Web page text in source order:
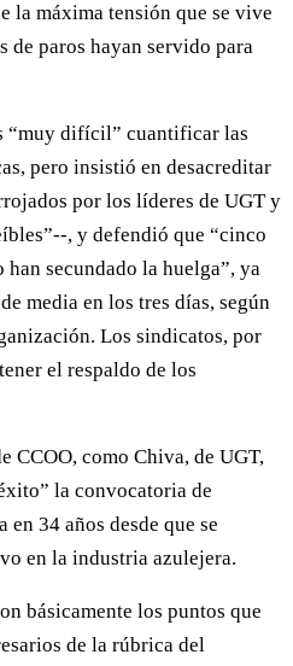
la máxima tensión que se vive
de paros hayan servido para
“muy difícil” cuantificar las
pero insistió en desacreditar
por los líderes de UGT y
, y defendió que “cinco
han secundado la huelga”, ya
media en los tres días, según
Los sindicatos, por
el respaldo de los
CCOO, como Chiva, de UGT,
la convocatoria de
34 años desde que se
en la industria azulejera.
básicamente los puntos que
de la rúbrica del